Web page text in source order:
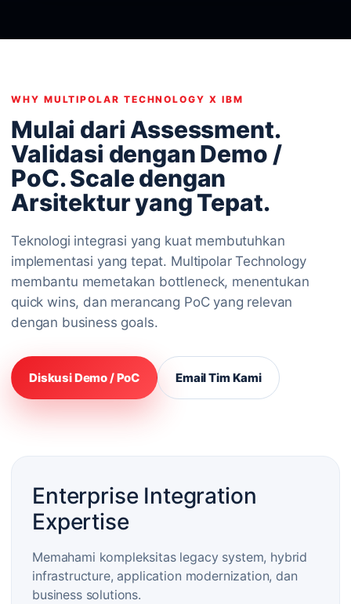
WHY MULTIPOLAR TECHNOLOGY X IBM
Mulai dari Assessment.
Validasi dengan Demo /
PoC. Scale dengan
Arsitektur yang Tepat.
Teknologi integrasi yang kuat membutuhkan
implementasi yang tepat. Multipolar Technology
membantu memetakan bottleneck, menentukan
quick wins, dan merancang PoC yang relevan
dengan business goals.
Diskusi Demo / PoC Email Tim Kami
Enterprise Integration
Expertise
Memahami kompleksitas legacy system, hybrid
infrastructure, application modernization, dan
business solutions.